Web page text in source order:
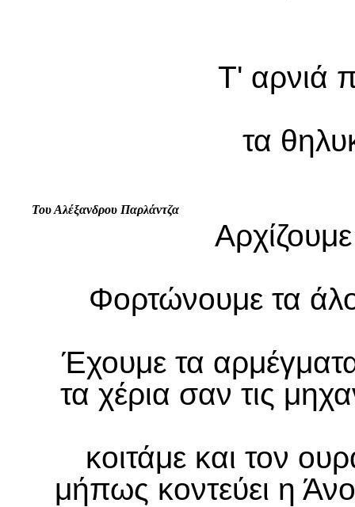
Του Αλέξανδρου Παρλάντζα
Τ' αρνιά
τα
Φορτώνουμε τα
Έχουμε τα
τα χέρια σαν τις
κοιτάμε και τον
μήπως κοντεύει η